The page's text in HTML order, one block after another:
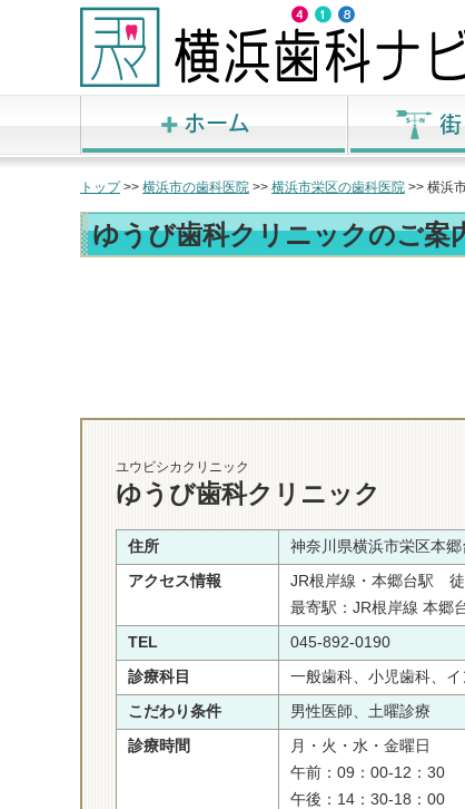
トップ>> 横浜市の歯科医院 >> 横浜市栄区の歯科医院 >> 横浜
ゆうび歯科クリニックのご案
ユウビシカクリニック
ゆうび歯科クリニック
住所 神奈川県横浜市栄区本
アクセス情報
JR根岸線・本郷台駅
最寄駅：JR根岸線 本郷
TEL 045-892-0190
診療科目 一般歯科、小児歯科、
こだわり条件 男性医師、土曜診療
診療時間
月・火・水・金曜日
午前：09：00-12：30
午後：14：30-18：00